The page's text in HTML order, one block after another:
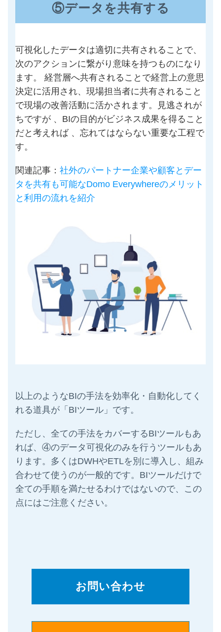
⑤データを共有する
可視化したデータは適切に共有されることで、
次のアクションに繋がり意味を持つものになり
ます。 経営層へ共有されることで経営上の意思
決定に活用され、現場担当者に共有されること
で現場の改善活動に活かされます。見逃されが
ちですが 、BIの目的がビジネス成果を得ること
だと考えれば 、忘れてはならない重要な工程で
す。
関連記事： 社外のパートナー企業や顧客とデー
タを共有も可能なDomo Everywhereのメリット
と利用の流れを紹介
以上のようなBIの手法を効率化・自動化してく
れる道具が「 BIツール」です。
ただし、全ての手法をカバーするBIツールもあ
れば、④のデータ可視化のみを行うツールもあ
ります。多くはDWHやETLを別に導入し、組み
合わせて使うのが一般的です。 BIツールだけで
全ての手順を満たせるわけではないので、この
点にはご注意ください。
お問い合わせ